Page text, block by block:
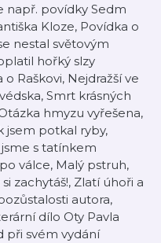
např. povídky Sedm
Kloze, Povídka o
nestal světovým
hořký slzy
Raškovi, Nejdražší ve
Smrt krásných
hmyzu vyřešena,
jsem potkal ryby,
s tatínkem
válce, Malý pstruh,
zachytáš!, Zlatí úhoři a
autora,
dílo Oty Pavla
při svém vydání